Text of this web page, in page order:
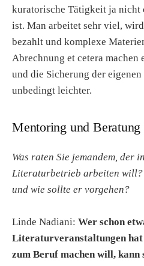
kuratorische Tätigkeit ja nicht
ist. Man arbeitet sehr viel,
bezahlt und komplexe
Abrechnung et cetera
und die Sicherung der
unbedingt leichter.
Mentoring und Beratung
Was raten Sie jemandem,
Literaturbetrieb arbeiten will?
und wie sollte er vorgehen?
Linde Nadiani: Wer schon
Literaturveranstaltungen hat
zum Beruf machen will, kann